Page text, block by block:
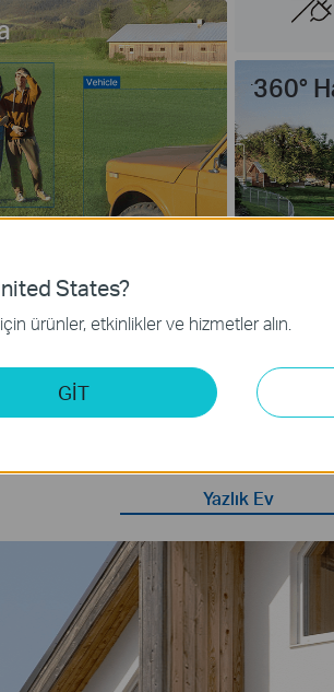
360°
Wi-Fi Yok,
sürekli Wi-Fi'nin bulunmadığı
Kolay ve sorunsuz bir internet
Yazlık Ev
States?
ürünler, etkinlikler ve hizmetler alın.
GİT